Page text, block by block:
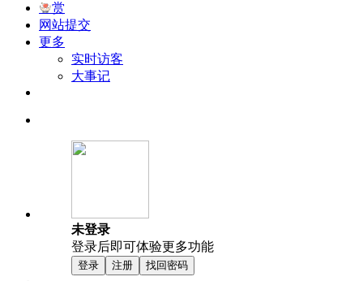
赏
网站提交
更多
实时访客
大事记
未登录
登录后即可体验更多功能
登录 注册 找回密码